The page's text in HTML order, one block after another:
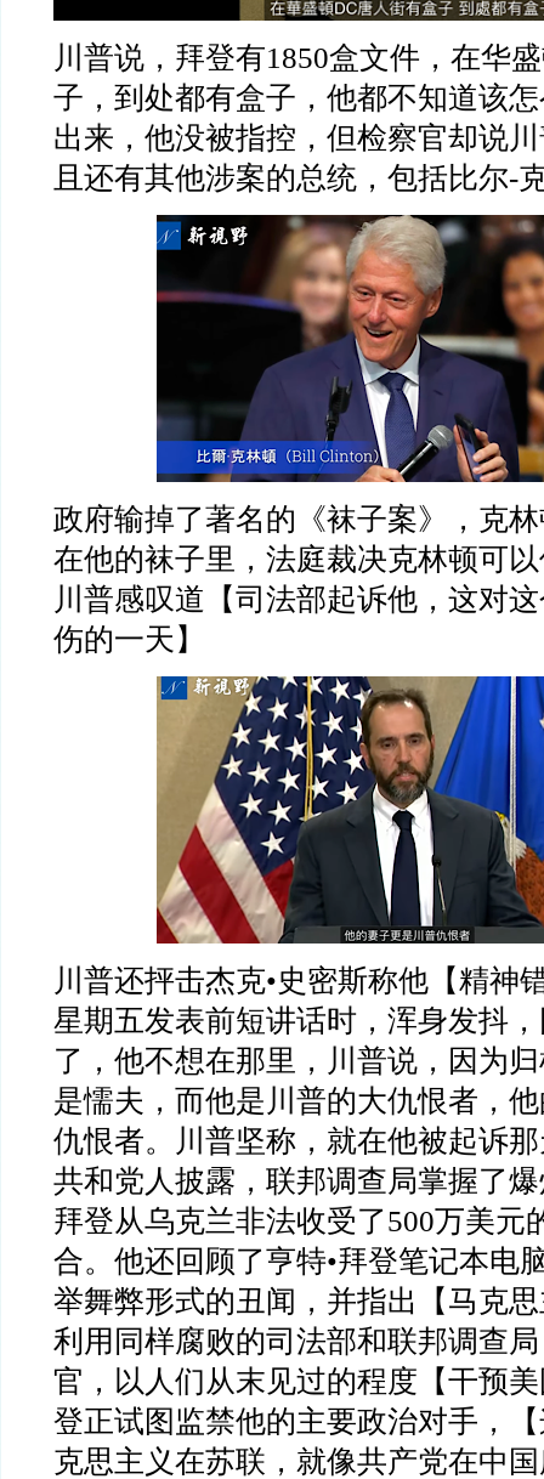
川普说，拜登有1850盒文件，在华
子，到处都有盒子，他都不知道该
出来，他没被指控，但检察官却说
且还有其他涉案的总统，包括比尔-
政府输掉了著名的《袜子案》，克
在他的袜子里，法庭裁决克林顿可
川普感叹道【司法部起诉他，这对
伤的一天】
川普还抨击杰克•史密斯称他【精神
星期五发表前短讲话时，浑身发抖
了，他不想在那里，川普说，因为
是懦夫，而他是川普的大仇恨者，
仇恨者。川普坚称，就在他被起诉
共和党人披露，联邦调查局掌握了
拜登从乌克兰非法收受了500万美元
合。他还回顾了亨特•拜登笔记本电
举舞弊形式的丑闻，并指出【马克
利用同样腐败的司法部和联邦调查
官，以人们从末见过的程度【干预
登正试图监禁他的主要政治对手，
克思主义在苏联，就像共产党在中